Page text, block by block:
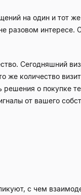
на один и тот
разовом интересе.
Сегодняшний
же количество
о покупке
от вашего
с чем